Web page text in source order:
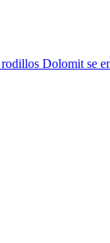
Dolomit se